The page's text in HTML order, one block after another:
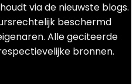
via de nieuwste blogs.
beschermd
Alle geciteerde
bronnen.